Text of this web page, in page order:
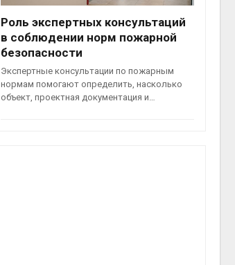
Роль экспертных консультаций
в соблюдении норм пожарной
безопасности
Экспертные консультации по пожарным
нормам помогают определить, насколько
объект, проектная документация и…